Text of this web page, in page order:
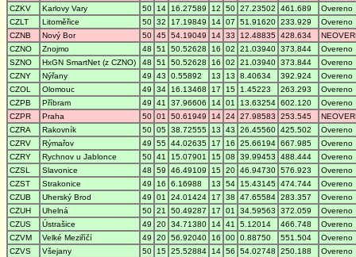
CZKV
Karlovy Vary 50 14 16.27589 12 50 27.23502 461.689
Overeno
CZLT
Litoměřice 50 32 17.19849 14 07 51.91620 233.929
Overeno
CZNB
Nový Bor 50 45 54.19049 14 33 12.48835 428.634
CZNO
Znojmo 48 51 50.52628 16 02 21.03940 373.844
Overeno
SZNO
HxGN SmartNet (z CZNO) 48 51 50.52628 16 02 21.03940 373.844
Overeno
CZNY
Nýřany 49 43 0.55892 13 13 8.40634 392.924
Overeno
CZOL
Olomouc 49 34 16.13468 17 15 1.45223 263.293
Overeno
CZPB
Příbram 49 41 37.96606 14 01 13.63254 602.120
Overeno
CZPR
Praha 50 01 50.61949 14 24 27.98583 253.545
CZRA
Rakovník 50 05 38.72555 13 43 26.45560 425.502
Overeno
CZRV
Rýmařov 49 55 44.02635 17 16 25.66194 667.985
Overeno
CZRY
Rychnov u Jablonce 50 41 15.07901 15 08 39.99453 488.444
Overeno
CZSL
Slavonice 48 59 46.49109 15 20 46.94730 576.923
Overeno
CZST
Strakonice 49 16 6.16988 13 54 15.43145 474.744
Overeno
CZUB
Uherský Brod 49 01 24.01424 17 38 47.65584 283.357
Overeno
CZUH
Uhelná 50 21 50.49287 17 01 34.59563 372.059
Overeno
CZUS
Ústrašice 49 20 34.71380 14 41 5.12014 466.748
Overeno
CZVM
Velké Meziříčí 49 20 56.92040 16 00 0.88750 551.504
Overeno
CZVS
Všejany 50 15 25.52884 14 56 54.02748 250.188
Overeno